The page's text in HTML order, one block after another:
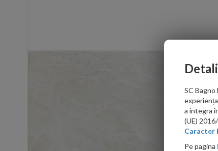
SC
a integra
(UE)
Caracter
Pe pagina